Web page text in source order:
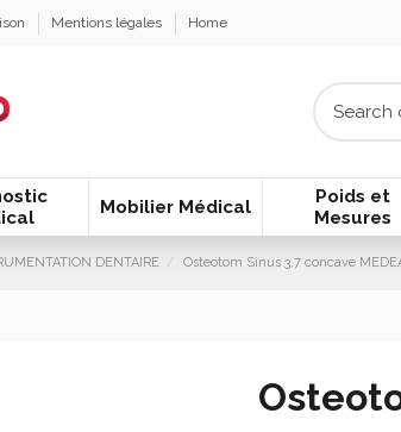
Mentions légales Home
Mobilier Médical
Poids et
Mesures
DENTAIRE Osteotom Sinus 3,7 concave